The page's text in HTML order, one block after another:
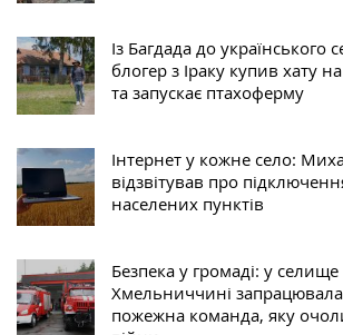
Із Багдада до українського
блогер з Іраку купив хату
та запускає птахоферму
Інтернет у кожне село:
відзвітував про
населених пунктів
Безпека у громаді: у
Хмельниччині
пожежна команда, яку